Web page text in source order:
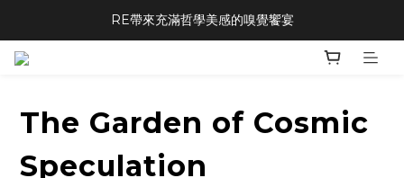
RE帶來充滿哲學美感的嗅覺饗宴
The Garden of Cosmic
Speculation